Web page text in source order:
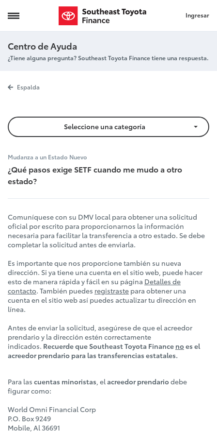
Requisitos de Mudanza Ingresar
Centro de Ayuda
¿Tiene alguna pregunta? Southeast Toyota Finance tiene una respuesta.
Requisitos
Espalda
Seleccione una categoría
Mudanza a un Estado Nuevo
¿Qué pasos exige SETF cuando me mudo a otro
estado?
Comuníquese con su DMV local para obtener una solicitud
oficial por escrito para proporcionarnos la información
necesaria para facilitar la transferencia a otro estado. Se debe
completar la solicitud antes de enviarla.
Es importante que nos proporcione también su nueva
dirección. Si ya tiene una cuenta en el sitio web, puede hacer
esto de manera rápida y fácil en su página Detalles de
contacto. También puedes registraste para obtener una
cuenta en el sitio web así puedes actualizar tu dirección en
línea.
Antes de enviar la solicitud, asegúrese de que el acreedor
prendario y la dirección estén correctamente
indicados. Recuerde que Southeast Toyota Finance noes el
acreedor prendario para las transferencias estatales.
Para las cuentas minoristas, elacreedor prendariodebe
figurar como:
World Omni Financial Corp
P.O. Box 9249
Mobile, Al 36691